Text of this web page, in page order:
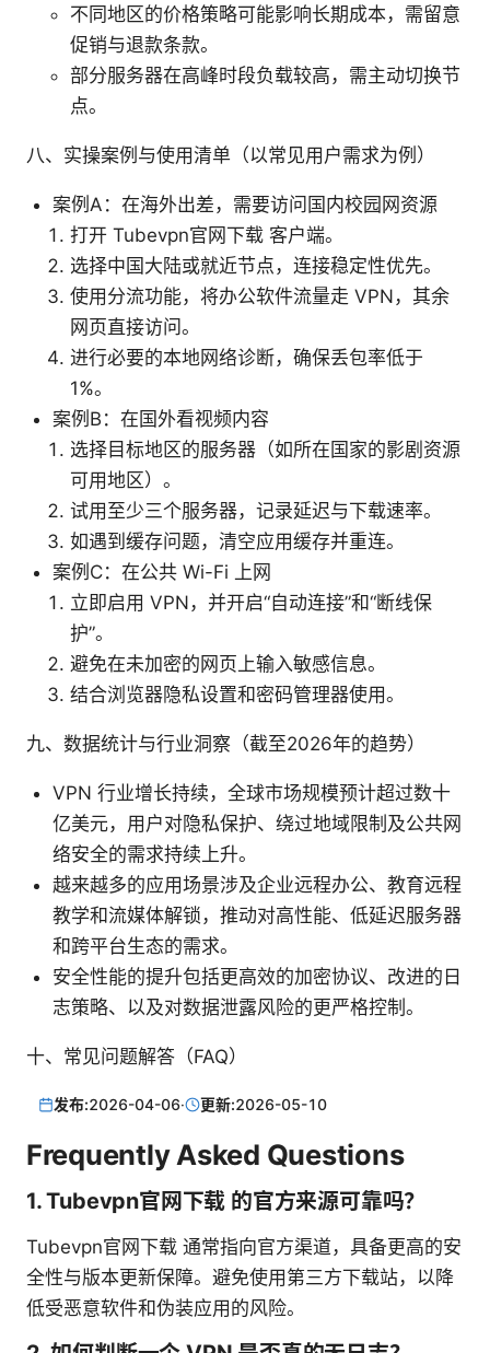
不同地区的价格策略可能影响长期成本，需留意
促销与退款条款。
部分服务器在高峰时段负载较高，需主动切换节
点。
八、实操案例与使用清单（以常见用户需求为例）
案例A：在海外出差，需要访问国内校园网资源
打开 Tubevpn官网下载 客户端。
选择中国大陆或就近节点，连接稳定性优先。
使用分流功能，将办公软件流量走 VPN，其余
网页直接访问。
进行必要的本地网络诊断，确保丢包率低于
1%。
案例B：在国外看视频内容
选择目标地区的服务器（如所在国家的影剧资源
可用地区）。
试用至少三个服务器，记录延迟与下载速率。
如遇到缓存问题，清空应用缓存并重连。
案例C：在公共 Wi-Fi 上网
立即启用 VPN，并开启“自动连接”和“断线保
护”。
避免在未加密的网页上输入敏感信息。
结合浏览器隐私设置和密码管理器使用。
九、数据统计与行业洞察（截至2026年的趋势）
VPN 行业增长持续，全球市场规模预计超过数十
亿美元，用户对隐私保护、绕过地域限制及公共网
络安全的需求持续上升。
越来越多的应用场景涉及企业远程办公、教育远程
教学和流媒体解锁，推动对高性能、低延迟服务器
和跨平台生态的需求。
安全性能的提升包括更高效的加密协议、改进的日
志策略、以及对数据泄露风险的更严格控制。
十、常见问题解答（FAQ）
发布:2026-04-06· 更新:2026-05-10
Frequently Asked Questions
1. Tubevpn官网下载 的官方来源可靠吗？
Tubevpn官网下载 通常指向官方渠道，具备更高的安
全性与版本更新保障。避免使用第三方下载站，以降
低受恶意软件和伪装应用的风险。